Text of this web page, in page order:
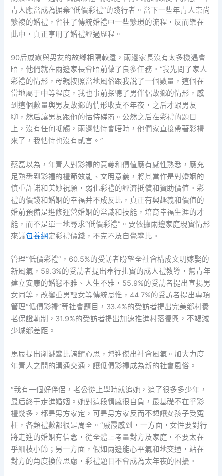
青人應當成為摒棄“低價彩禮”的踐行者。當下一些年青人崇尚
繁複的婚禮，省往了傳統婚禮中一些繁瑣的流程，反而樂在
此中，真正享用了婚禮經過歷程。
90后戚霞與男友的故鄉相隔較遠，兩邊家長沒有太多機遇會
晤，他們就在兩邊家長會晤前做了良多任務。“我先問了家人
彩禮的情形，母親按照當地風俗跟我說了一個數量，這個在
當地屬于中等程度，我也事前探聽了男伴侶故鄉的情形，感
到這個數量與男友故鄉的情形收支不年夜，之后才跟男友
聊，然后讓男友跟他的怙恃磋商。公然之后在彩禮的題目
上，沒有任何牴觸，兩邊怙恃會晤時，他們家直接帶著彩禮
來了，我怙恃也沒有貳言。”
蔡磊以為，年青人對彩禮的意義和價值應有感性熟悉，應充
足熟悉到彩禮的禮節效能、文明意義，將其當作是對婚姻的
慎重許諾和美妙祝願，弱化彩禮的經濟抵償和贊助價值。彩
禮的價錢和婚姻的幸福并不成反比，真正有興趣義和價值的
婚前預備是進修運營婚姻的常識和技能，培育幸福生涯的才
能，而不是單一地尋求“低價彩禮”。要依據兩邊家庭現實情形
來議包養網定彩禮價錢，不克不及自覺攀比。
管理“低價彩禮”，60.5%的受訪者盼望全社會構成文明嫁娶的
新風氣，59.3%的受訪者提出奉行扎實的成人禮教導，幫青年
建立安康的婚戀不雅、人生不雅，55.9%的受訪者提出宣揚男
女同等，改變重男輕女等傳統思惟，44.7%的受訪者提出專項
管理“低價彩禮”等社會題目，33.4%的受訪者提出完美鄉村養
老保證軌制，31.9%的受訪者提出加速推進村落復興，不竭減
少城鄉差距。
馬辰提出削減攀比誇耀心思，增進傑出社會風氣。加大力度
年青人之間的溝通交通，讓低價彩禮成為新的社會風俗。
“我有一個好伴侶，老公從上學時就追她，追了很多多少年，
最后終于走進婚姻。她對這段情感很自負，最基礎不在乎彩
禮幾多，都是男方家定，可是男方家反而不想讓女孩子受冤
枉，各類禮數都很是周全。”戚霞感到，一方面，女性要對行
將走進的婚姻有信念，從全體上考量對方及家庭，不要太在
乎細枝小節；另一方面，假如兩邊能心平氣和地交通，站在
對方的角度換位思慮，彩禮題目不會成為太年夜的困擾。